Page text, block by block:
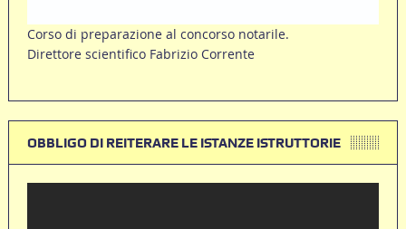
Corso di preparazione al concorso notarile.
Direttore scientifico Fabrizio Corrente
OBBLIGO DI REITERARE LE ISTANZE ISTRUTTORIE